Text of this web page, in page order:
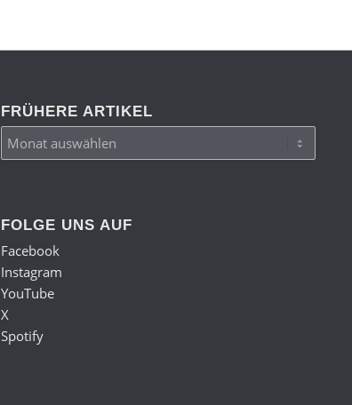
FRÜHERE ARTIKEL
FOLGE UNS AUF
Facebook
Instagram
YouTube
X
Spotify